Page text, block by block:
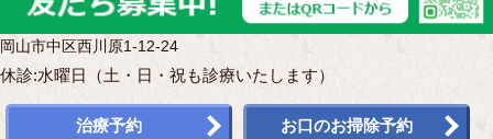
岡山市中区西川原1-12-24
休診:水曜日（土・日・祝も診療いたします）
治療予約 お口のお掃除予約